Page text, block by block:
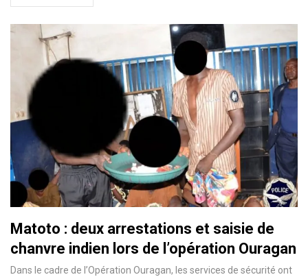
Matoto : deux arrestations et saisie de
chanvre indien lors de l’opération Ouragan
Dans le cadre de l’Opération Ouragan, les services de sécurité ont